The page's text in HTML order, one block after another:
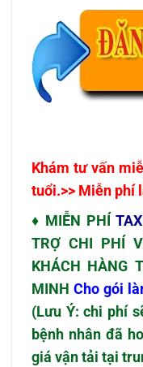
Khám tư vấn
tuổi.>> Miễn phí
♦ MIỄN PHÍ
TRỢ CHI PHÍ
KHÁCH HÀNG
MINH Cho gói
(Lưu Ý: chi phí
bệnh nhân đã
giá vận tải tại